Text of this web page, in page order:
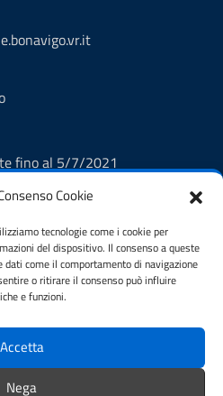
Cookie
tecnologie come i cookie per
del dispositivo. Il consenso a queste
come il comportamento di navigazione
o ritirare il consenso può influire
e funzioni.
Accetta
Nega
fino al 5/7/2021